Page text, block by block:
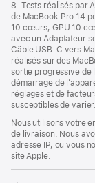
8. Tests réalisés par
de MacBook Pro 14
10 cœurs, GPU 10
avec un Adaptateur
Câble USB-C vers
réalisés sur des
sortie progressive de
démarrage de
réglages et de
susceptibles de varier.
Nous utilisons votre
de livraison. Nous
adresse IP, ou vous
site Apple.